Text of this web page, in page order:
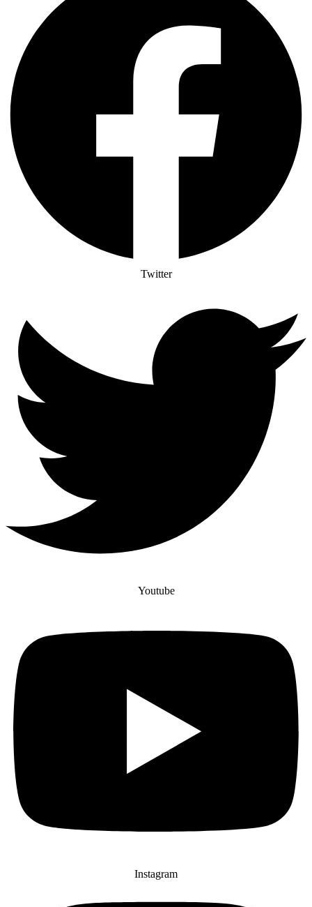
Twitter
Youtube
Instagram